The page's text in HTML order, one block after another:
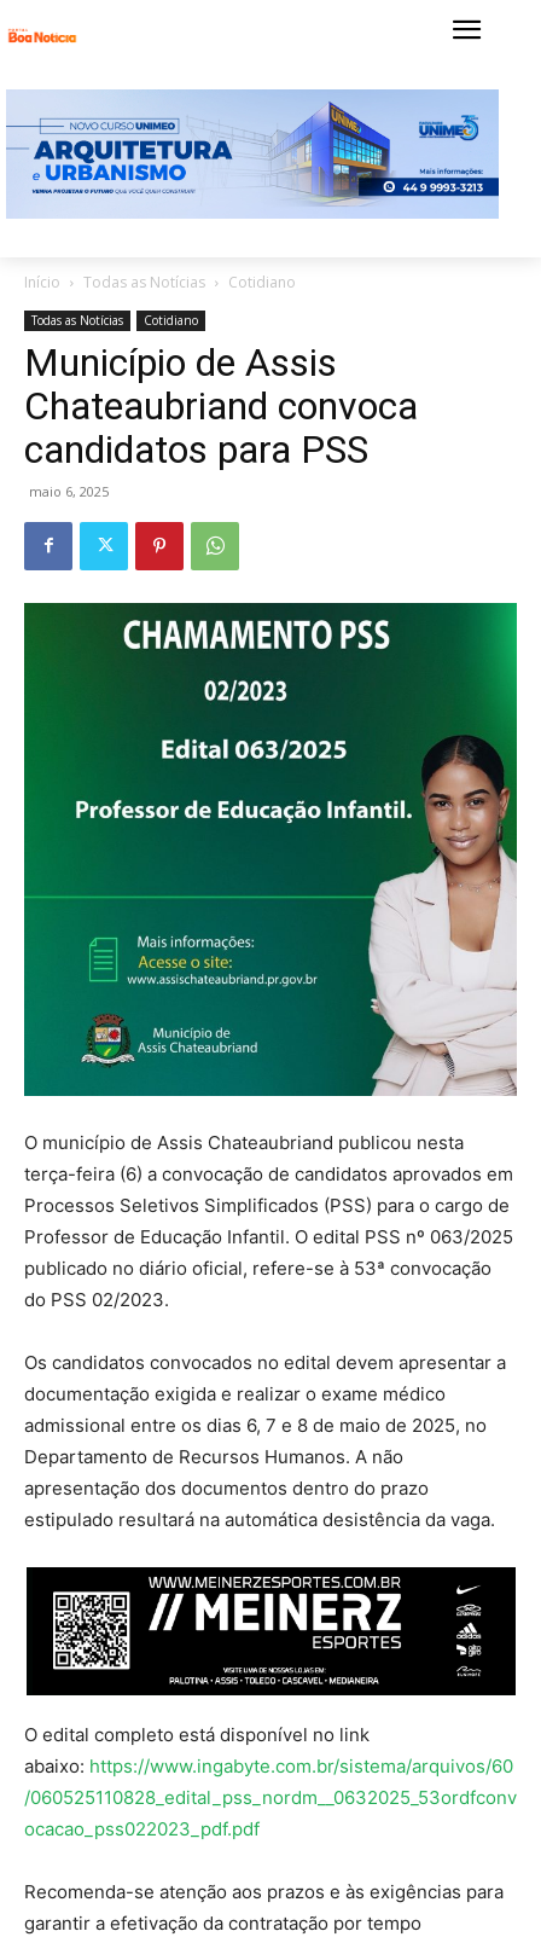
Início Todas as Notícias Cotidiano
Todas as Notícias Cotidiano
Município de Assis
Chateaubriand convoca
candidatos para PSS
maio 6, 2025
O município de Assis Chateaubriand publicou nesta
terça-feira (6) a convocação de candidatos aprovados em
Processos Seletivos Simplificados (PSS) para o cargo de
Professor de Educação Infantil. O edital PSS nº 063/2025
publicado no diário oficial, refere-se à 53ª convocação
do PSS 02/2023.
Os candidatos convocados no edital devem apresentar a
documentação exigida e realizar o exame médico
admissional entre os dias 6, 7 e 8 de maio de 2025, no
Departamento de Recursos Humanos. A não
apresentação dos documentos dentro do prazo
estipulado resultará na automática desistência da vaga.
O edital completo está disponível no link
abaixo: https://www.ingabyte.com.br/sistema/arquivos/60
/060525110828_edital_pss_nordm__0632025_53ordfconv
ocacao_pss022023_pdf.pdf
Recomenda-se atenção aos prazos e às exigências para
garantir a efetivação da contratação por tempo